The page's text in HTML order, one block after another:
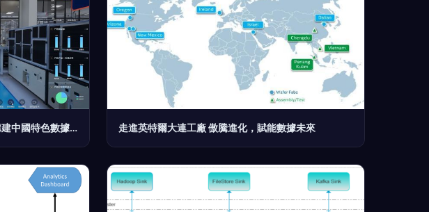
打造工業數據“全景圖”!卡奧斯助力構建中國特色數據基礎制度體系 走進英特爾大連工廠 傲騰進化，賦能數據未來